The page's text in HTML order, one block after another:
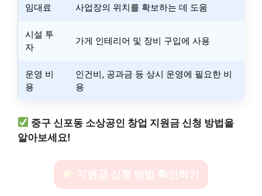
임대료 사업장의 위치를 확보하는 데 도움
시설 투
자
가게 인테리어 및 장비 구입에 사용
운영 비
용
인건비, 공과금 등 상시 운영에 필요한 비
용
중구 신포동 소상공인 창업 지원금 신청 방법을
알아보세요!
지원금 신청 방법 확인하기